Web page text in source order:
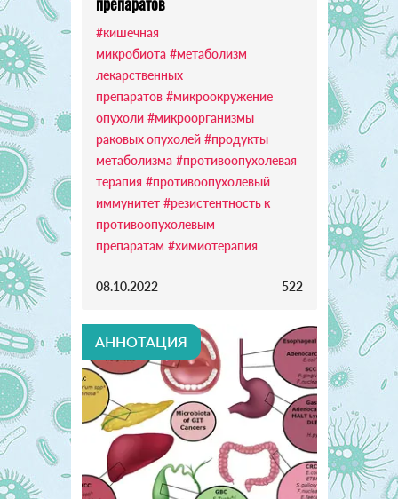
#кишечная
микробиота #метаболизм
лекарственных
препаратов #микроокружение
опухоли #микроорганизмы
раковых опухолей #продукты
метаболизма #противоопухолевая
терапия #противоопухолевый
иммунитет #резистентность к
противоопухолевым
препаратам #химиотерапия
08.10.2022 522
АННОТАЦИЯ